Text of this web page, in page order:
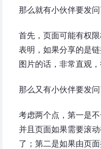
那么就有小伙伴要发
首先，页面可能有权
表明，如果分享的是
图片的话，非常直观
那么又有小伙伴要发
考虑两个点，第一是
并且页面如果需要滚
了；第二是如果由页